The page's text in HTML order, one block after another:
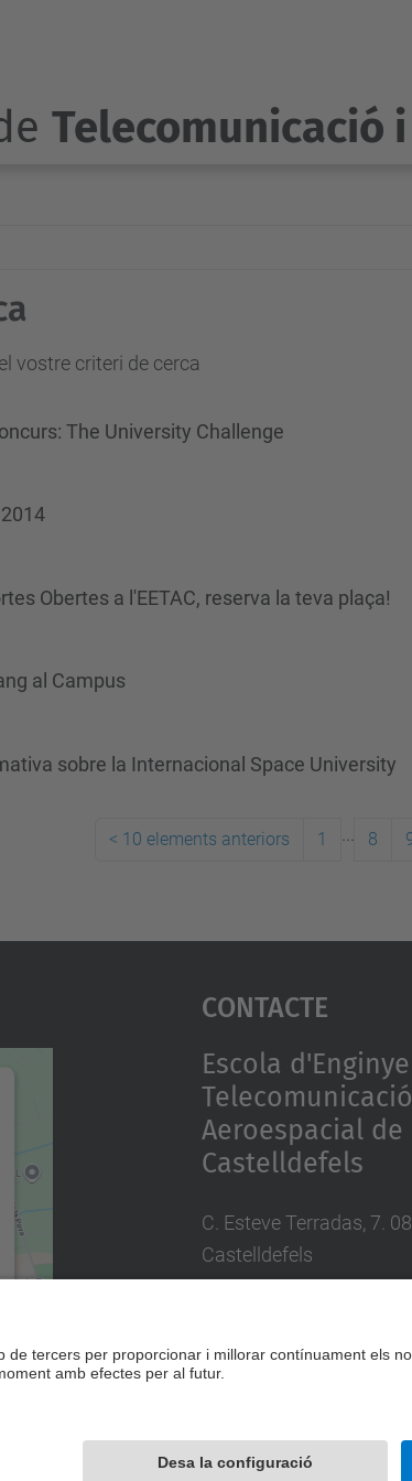
Telecomunicació
vostre criteri de cerca
The University Challenge
Obertes a l'EETAC, reserva la teva plaça!
al Campus
sobre la Internacional Space University
< 10 elements anteriors 1 8
Contacte
Escola
Aeroespacial de
Castelldefels
C. Esteve Terradas, 7.
Castelldefels
eetac.web@upc.edu
Desenvolupat amb